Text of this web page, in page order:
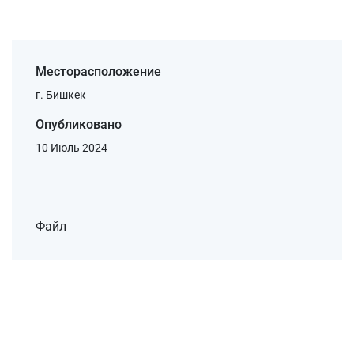
Месторасположение
г. Бишкек
Опубликовано
10 Июль 2024
Файл